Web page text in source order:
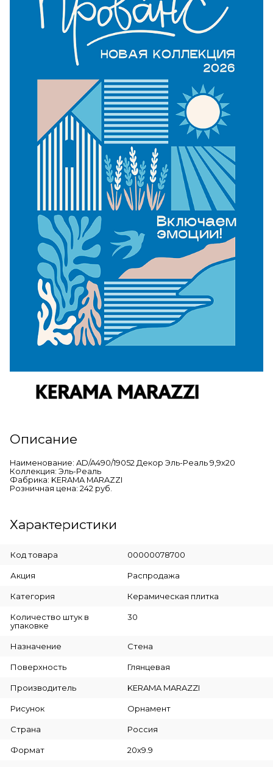
Описание
Наименование: AD/A490/19052 Декор Эль-Реаль 9,9х20
Коллекция: Эль-Реаль
Фабрика: KERAMA MARAZZI
Розничная цена: 242 руб.
Характеристики
Код товара 00000078700
Акция Распродажа
Категория Керамическая плитка
Количество штук в
упаковке
30
Назначение Стена
Поверхность Глянцевая
Производитель KERAMA MARAZZI
Рисунок Орнамент
Страна Россия
Формат 20х9.9